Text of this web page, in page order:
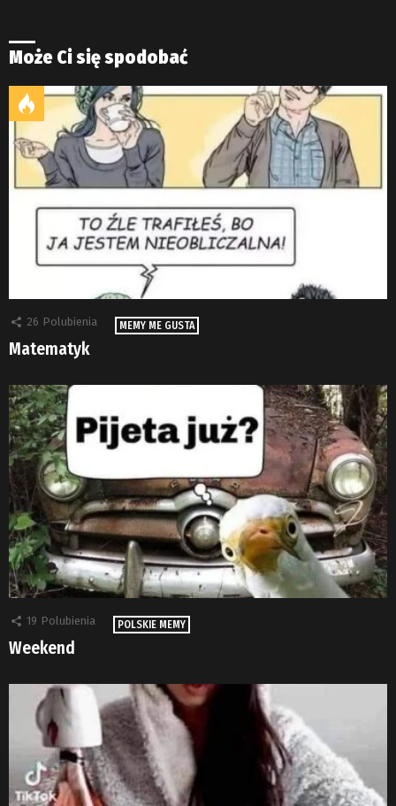
Może Ci się spodobać
26 Polubienia MEMY ME GUSTA
Matematyk
19 Polubienia POLSKIE MEMY
Weekend